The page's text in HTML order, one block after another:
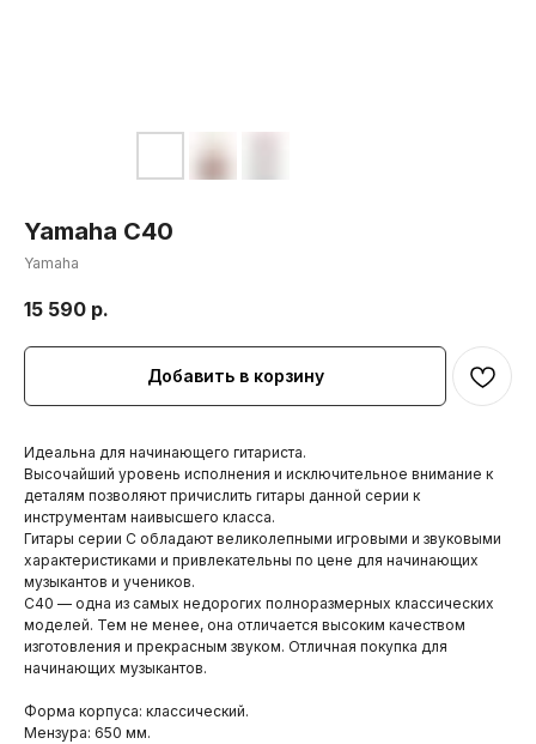
Yamaha C40
Yamaha
15 590 р.
Добавить в корзину
Идеальна для начинающего гитариста.
Высочайший уровень исполнения и исключительное внимание к
деталям позволяют причислить гитары данной серии к
инструментам наивысшего класса.
Гитары серии C обладают великолепными игровыми и звуковыми
характеристиками и привлекательны по цене для начинающих
музыкантов и учеников.
C40 — одна из самых недорогих полноразмерных классических
моделей. Тем не менее, она отличается высоким качеством
изготовления и прекрасным звуком. Отличная покупка для
начинающих музыкантов.
Форма корпуса: классический.
Мензура: 650 мм.